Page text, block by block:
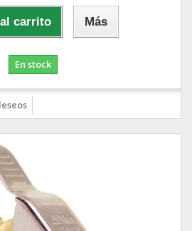
carrito Más
En stock